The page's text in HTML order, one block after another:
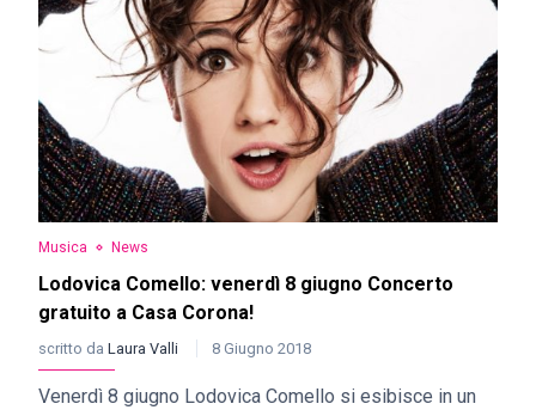
Musica News
Lodovica Comello: venerdì 8 giugno Concerto
gratuito a Casa Corona!
scritto da Laura Valli 8 Giugno 2018
Venerdì 8 giugno Lodovica Comello si esibisce in un